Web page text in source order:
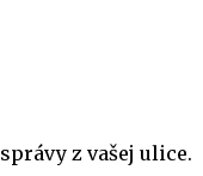
z vašej ulice.